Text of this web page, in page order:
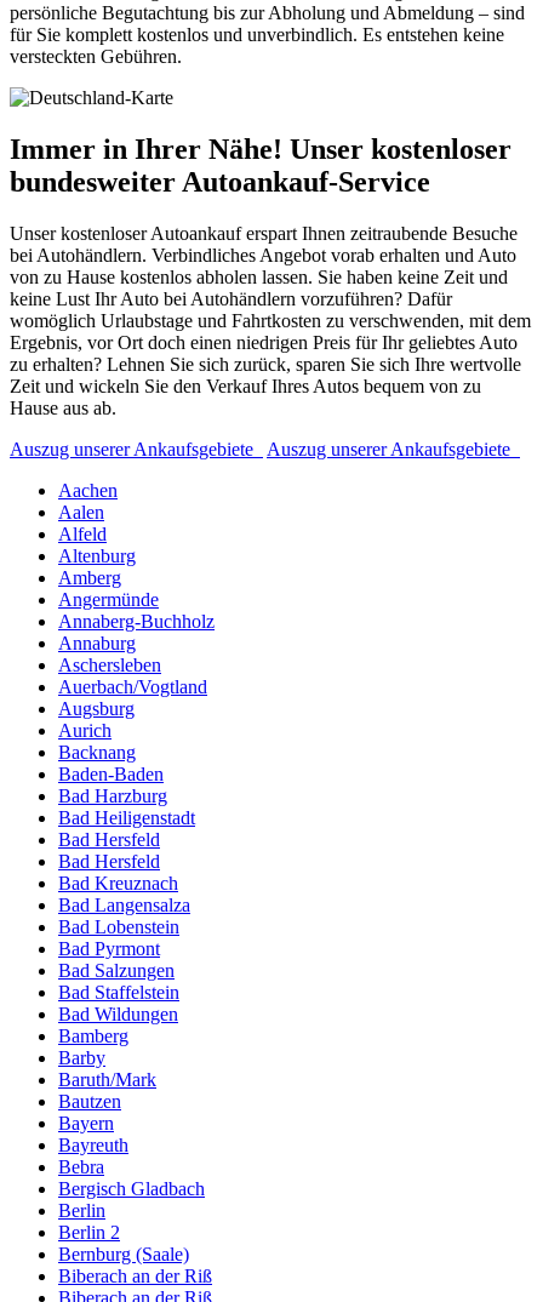
persönliche Begutachtung bis zur Abholung und Abmeldung – sind
für Sie komplett kostenlos und unverbindlich. Es entstehen keine
versteckten Gebühren.
Immer in Ihrer Nähe! Unser kostenloser
bundesweiter Autoankauf-Service
Unser kostenloser Autoankauf erspart Ihnen zeitraubende Besuche
bei Autohändlern. Verbindliches Angebot vorab erhalten und Auto
von zu Hause kostenlos abholen lassen. Sie haben keine Zeit und
keine Lust Ihr Auto bei Autohändlern vorzuführen? Dafür
womöglich Urlaubstage und Fahrtkosten zu verschwenden, mit dem
Ergebnis, vor Ort doch einen niedrigen Preis für Ihr geliebtes Auto
zu erhalten? Lehnen Sie sich zurück, sparen Sie sich Ihre wertvolle
Zeit und wickeln Sie den Verkauf Ihres Autos bequem von zu
Hause aus ab.
Auszug unserer Ankaufsgebiete
Auszug unserer Ankaufsgebiete
Aachen
Aalen
Alfeld
Altenburg
Amberg
Angermünde
Annaberg-Buchholz
Annaburg
Aschersleben
Auerbach/Vogtland
Augsburg
Aurich
Backnang
Baden-Baden
Bad Harzburg
Bad Heiligenstadt
Bad Hersfeld
Bad Hersfeld
Bad Kreuznach
Bad Langensalza
Bad Lobenstein
Bad Pyrmont
Bad Salzungen
Bad Staffelstein
Bad Wildungen
Bamberg
Barby
Baruth/Mark
Bautzen
Bayern
Bayreuth
Bebra
Bergisch Gladbach
Berlin
Berlin 2
Bernburg (Saale)
Biberach an der Riß